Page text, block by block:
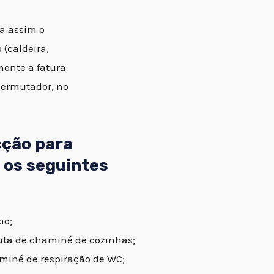
assim o
(caldeira,
a fatura
no
para
os seguintes
de chaminé de cozinhas;
de respiração de WC;